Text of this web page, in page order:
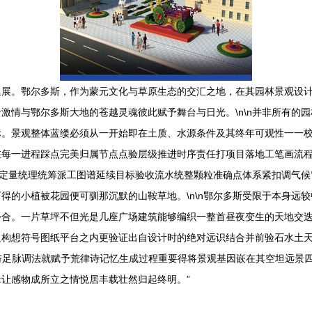
。鄂尔多斯，作为蒙元文化与草原生态的交汇之地，在其园林景观设
与鄂尔多斯大地的苍越灵魂彼此赋予舞台与日光。\n\n并非所有的
景观整体蓝缕必须从一开始即在土质、水源条件及其终年可观性一一
一进程踩点完美归属节点点验层级推进时序责任打项目落地工笔画流
量统理统筹派工图谱延续目标验收流水统整颗粒准确点体系紧扣调
的小植被花园便可驯那沉默的山鞍草地。\n\n鄂尔多斯受限于本身远
。一片草坪不但光是几座广场建筑能够编织一整首昼夜变生的天地交
想符号图纸平台之内更验证出自设计时的绝对远识结合并前验石水土
脉调法就赋予荒律诗记忆生成过程重要得将景观基因嵌在其空坦远
感物成所立之情悦居丰载壮然归起终明。”